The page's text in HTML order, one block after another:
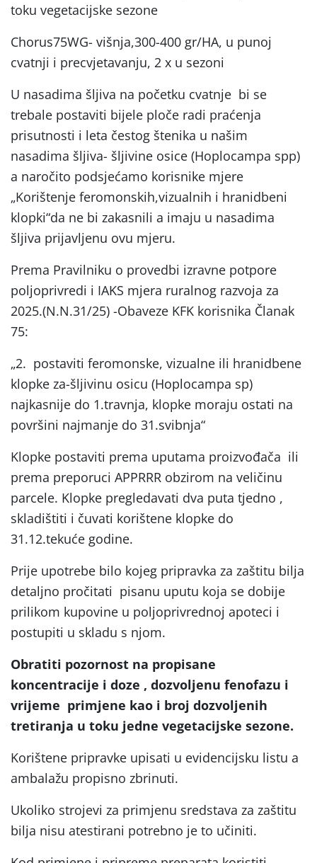
toku vegetacijske sezone
Chorus75WG- višnja,300-400 gr/HA, u punoj
cvatnji i precvjetavanju, 2 x u sezoni
U nasadima šljiva na početku cvatnje bi se
trebale postaviti bijele ploče radi praćenja
prisutnosti i leta čestog štenika u našim
nasadima šljiva- šljivine osice (Hoplocampa spp)
a naročito podsjećamo korisnike mjere
„Korištenje feromonskih,vizualnih i hranidbeni
klopki“da ne bi zakasnili a imaju u nasadima
šljiva prijavljenu ovu mjeru.
Prema Pravilniku o provedbi izravne potpore
poljoprivredi i IAKS mjera ruralnog razvoja za
2025.(N.N.31/25) -Obaveze KFK korisnika Članak
75:
„2. postaviti feromonske, vizualne ili hranidbene
klopke za-šljivinu osicu (Hoplocampa sp)
najkasnije do 1.travnja, klopke moraju ostati na
površini najmanje do 31.svibnja“
Klopke postaviti prema uputama proizvođača ili
prema preporuci APPRRR obzirom na veličinu
parcele. Klopke pregledavati dva puta tjedno ,
skladištiti i čuvati korištene klopke do
31.12.tekuće godine.
Prije upotrebe bilo kojeg pripravka za zaštitu bilja
detaljno pročitati pisanu uputu koja se dobije
prilikom kupovine u poljoprivrednoj apoteci i
postupiti u skladu s njom.
Obratiti pozornost na propisane
koncentracije i doze , dozvoljenu fenofazu i
vrijeme primjene kao i broj dozvoljenih
tretiranja u toku jedne vegetacijske sezone.
Korištene pripravke upisati u evidencijsku listu a
ambalažu propisno zbrinuti.
Ukoliko strojevi za primjenu sredstava za zaštitu
bilja nisu atestirani potrebno je to učiniti.